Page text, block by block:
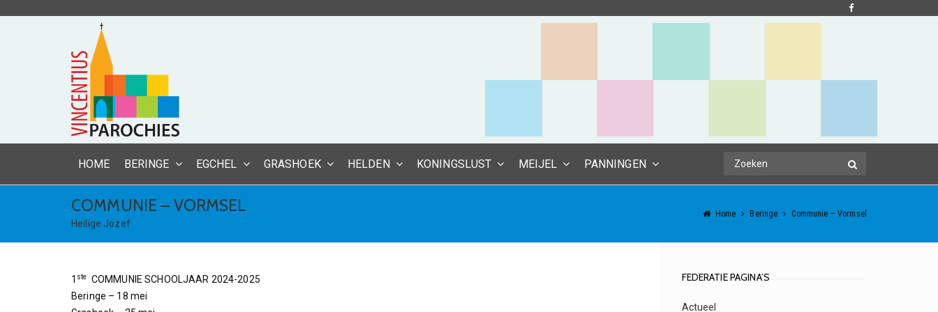
HOME BERINGE EGCHEL GRASHOEK HELDEN KONINGSLUST MEIJEL PANNINGEN
COMMUNIE – VORMSEL
Heilige Jozef
Home Beringe Communie – Vormsel
1 ste COMMUNIE SCHOOLJAAR 2024-2025
Beringe – 18 mei
FEDERATIE PAGINA’S
Actueel